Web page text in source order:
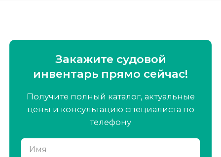
Закажите судовой
инвентарь прямо сейчас!
Получите полный каталог, актуальные
цены и консультацию специалиста по
телефону